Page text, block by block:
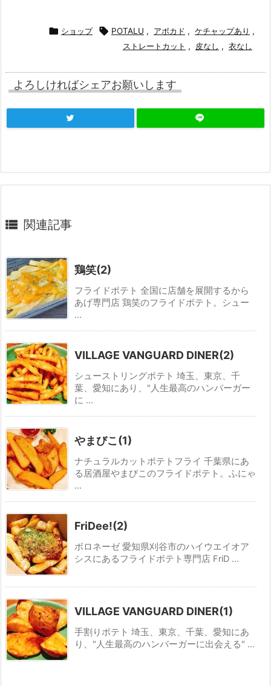
 ショップ  POTALU , アボカド , ケチャップあり ,
ストレートカット , 皮なし , 衣なし
よろしければシェアお願いします
 関連記事
鶏笑(2)
フライドポテト 全国に店舗を展開するから
あげ専門店 鶏笑のフライドポテト。シュー
...
VILLAGE VANGUARD DINER(2)
シューストリングポテト 埼玉、東京、千
葉、愛知にあり、"人生最高のハンバーガー
に ...
やまびこ(1)
ナチュラルカットポテトフライ 千葉県にあ
る居酒屋やまびこのフライドポテト。ふにゃ
...
FriDee!(2)
ボロネーゼ 愛知県刈谷市のハイウエイオア
シスにあるフライドポテト専門店 FriD ...
VILLAGE VANGUARD DINER(1)
手割りポテト 埼玉、東京、千葉、愛知にあ
り、"人生最高のハンバーガーに出会える" ...